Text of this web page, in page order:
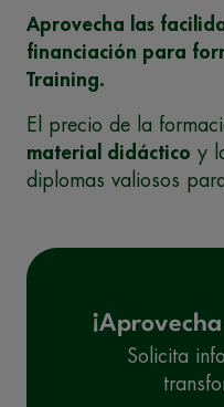
Aprovecha las
financiación para
Training.
El precio de la
material didáctico y
diplomas valiosos
Solicita